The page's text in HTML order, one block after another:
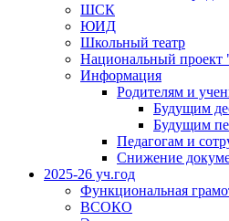
ШСК
ЮИД
Школьный театр
Национальный
Информация
Родителям и
Будущим
Будущим
Педагогам и
Снижение
2025-26 уч.год
Функциональная
ВСОКО